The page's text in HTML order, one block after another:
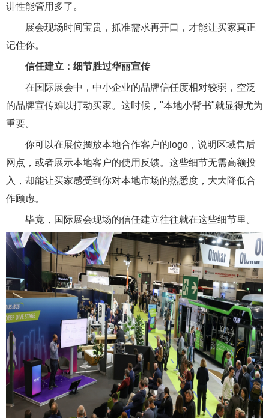
讲性能管用多了。
展会现场时间宝贵，抓准需求再开口，才能让买家真正
记住你。
信任建立：细节胜过华丽宣传
在国际展会中，中小企业的品牌信任度相对较弱，空泛
的品牌宣传难以打动买家。这时候，"本地小背书"就显得尤为
重要。
你可以在展位摆放本地合作客户的logo，说明区域售后
网点，或者展示本地客户的使用反馈。这些细节无需高额投
入，却能让买家感受到你对本地市场的熟悉度，大大降低合
作顾虑。
毕竟，国际展会现场的信任建立往往就在这些细节里。